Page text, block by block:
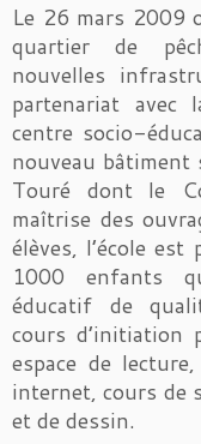
Le 26 mars 2009
quartier de
nouvelles
partenariat avec
centre socio-
nouveau bâtiment
Touré dont le
maîtrise des
élèves, l’école
1000 enfants
éducatif de
cours d’initiation
espace de
internet, cours de
et de dessin.